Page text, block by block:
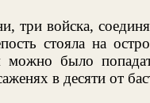
три войска,
стояла на
можно было
в десяти от